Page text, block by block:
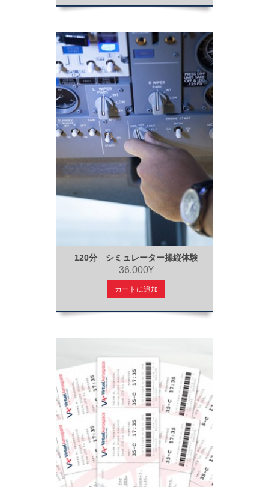
120分 シミュレーター操縦体験
36,000¥
カートに追加